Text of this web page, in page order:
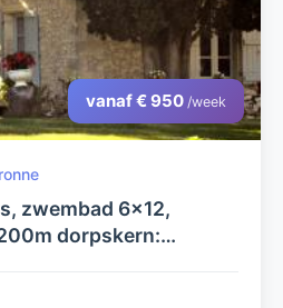
vanaf € 950 /week
zwembad 6x12,
dorpskern:
in omg.